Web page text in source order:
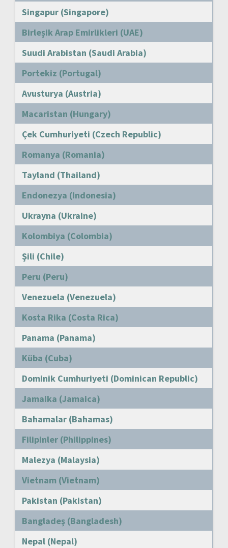
Singapur (Singapore)
Birleşik Arap Emirlikleri (UAE)
Suudi Arabistan (Saudi Arabia)
Portekiz (Portugal)
Avusturya (Austria)
Macaristan (Hungary)
Çek Cumhuriyeti (Czech Republic)
Romanya (Romania)
Tayland (Thailand)
Endonezya (Indonesia)
Ukrayna (Ukraine)
Kolombiya (Colombia)
Şili (Chile)
Peru (Peru)
Venezuela (Venezuela)
Kosta Rika (Costa Rica)
Panama (Panama)
Küba (Cuba)
Dominik Cumhuriyeti (Dominican Republic)
Jamaika (Jamaica)
Bahamalar (Bahamas)
Filipinler (Philippines)
Malezya (Malaysia)
Vietnam (Vietnam)
Pakistan (Pakistan)
Bangladeş (Bangladesh)
Nepal (Nepal)